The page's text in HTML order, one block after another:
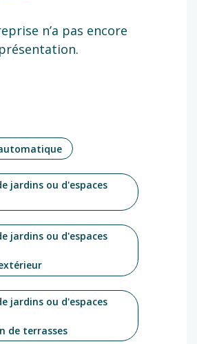
n’a pas encore
jardins ou d'espaces
jardins ou d'espaces
jardins ou d'espaces
de terrasses